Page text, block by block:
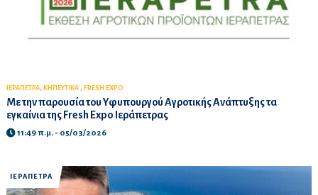
ΙΕΡΑΠΕΤΡΑ, ΚΗΠΕΥΤΙΚΑ , FRESH EXPO
Με την παρουσία του Υφυπουργού Αγροτικής Ανάπτυξης τα
εγκαίνια της Fresh Expo Ιεράπετρας
11:49 π.μ. - 05/03/2026
ΙΕΡΑΠΕΤΡΑ